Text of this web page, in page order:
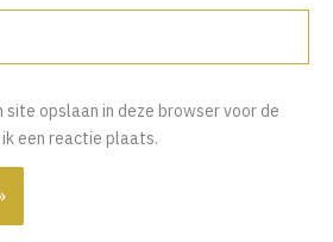
site opslaan in deze browser voor de
een reactie plaats.